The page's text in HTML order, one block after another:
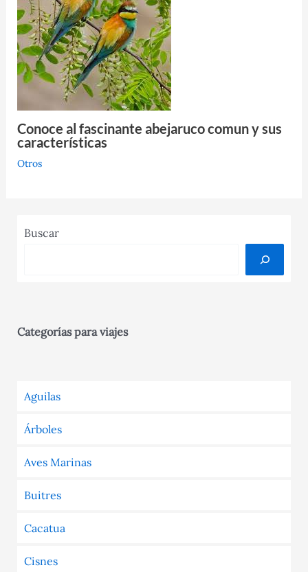
Conoce al fascinante abejaruco comun y sus
características
Otros
Buscar
Categorías para viajes
Aguilas
Árboles
Aves Marinas
Buitres
Cacatua
Cisnes